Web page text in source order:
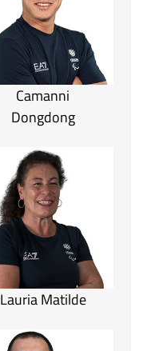
Camanni
Dongdong
Lauria Matilde